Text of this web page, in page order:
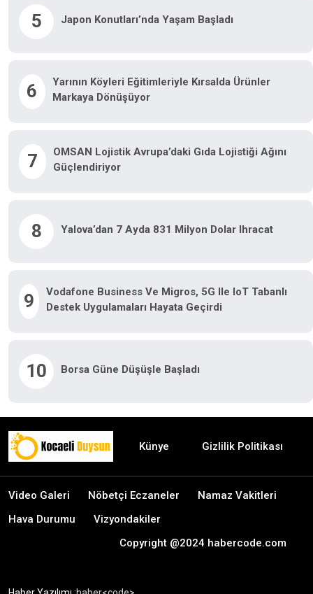
5 Japon Konutları’nda Yaşam Başladı
6
Yarının Köyleri Eğitimleriyle Kırsalda Ürünler
Markaya Dönüşüyor
7
OMSAN Lojistik Avrupa’daki Gıda Lojistiği Ağını
Güçlendiriyor
8 Yalova’dan 7 Ayda 831 Milyon Dolar Ihracat
9
Vodafone Business Ve Migros, 5G Ile IoT Tabanlı
Destek Uygulamaları Hayata Geçirdi
10 Borsa Güne Düşüşle Başladı
Künye Gizlilik Politikası
Video Galeri Nöbetçi Eczaneler
Namaz Vakitleri
Hava Durumu
Vizyondakiler
Copyright @2024 habercode.com